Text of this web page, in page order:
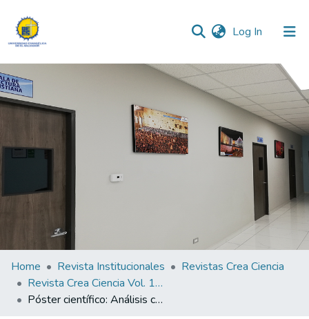
Log In (current)
Communities & Collections
All of DSpace
Home Revista Institucionales
Revistas Crea Ciencia
Revista Crea Ciencia Vol. 15 N° 2
Póster científico: Análisis comparativo del desajuste de dos tipos de bases de transferencia para prótesis completa